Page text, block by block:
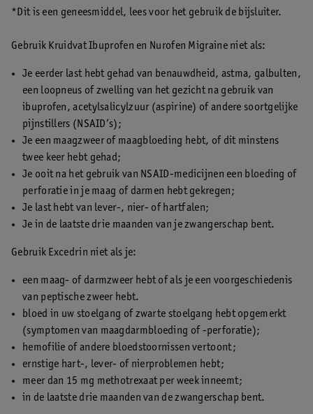
*Dit is een geneesmiddel, lees voor het gebruik de bijsluiter.
Gebruik Kruidvat Ibuprofen en Nurofen Migraine niet als:
Je eerder last hebt gehad van benauwdheid, astma, galbulten,
een loopneus of zwelling van het gezicht na gebruik van
ibuprofen, acetylsalicylzuur (aspirine) of andere soortgelijke
pijnstillers (NSAID’s);
Je een maagzweer of maagbloeding hebt, of dit minstens
twee keer hebt gehad;
Je ooit na het gebruik van NSAID-medicijnen een bloeding of
perforatie in je maag of darmen hebt gekregen;
Je last hebt van lever-, nier- of hartfalen;
Je in de laatste drie maanden van je zwangerschap bent.
Gebruik Excedrin niet als je:
een maag- of darmzweer hebt of als je een voorgeschiedenis
van peptische zweer hebt.
bloed in uw stoelgang of zwarte stoelgang hebt opgemerkt
(symptomen van maagdarmbloeding of -perforatie);
hemofilie of andere bloedstoornissen vertoont;
ernstige hart-, lever- of nierproblemen hebt;
meer dan 15 mg methotrexaat per week inneemt;
in de laatste drie maanden van de zwangerschap bent.